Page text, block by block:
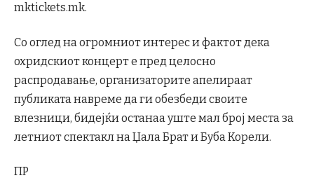
mktickets.mk.
Со оглед на огромниот интерес и фактот дека
охридскиот концерт е пред целосно
распродавање, организаторите апелираат
публиката навреме да ги обезбеди своите
влезници, бидејќи останаа уште мал број места за
летниот спектакл на Џала Брат и Буба Корели.
ПР